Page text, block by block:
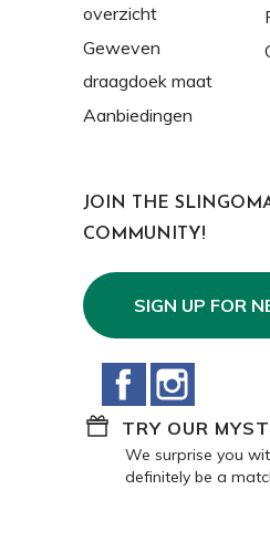
overzicht
Geweven
draagdoek maat
Aanbiedingen
JOIN THE
COMMUNITY!
SIGN UP FOR
Facebook
TRY OUR
We surprise you
definitely be a